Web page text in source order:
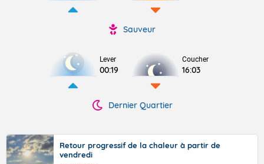
Sauveur
Lever
00:19
Coucher
16:03
Dernier Quartier
Retour progressif de la chaleur à partir de
vendredi